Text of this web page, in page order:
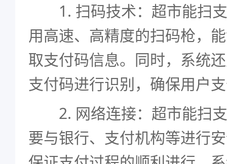
1. 扫码技术：超市能扫支
用高速、高精度的扫码枪，
取支付码信息。同时，系统
支付码进行识别，确保用户
2. 网络连接：超市能扫支
要与银行、支付机构等进行